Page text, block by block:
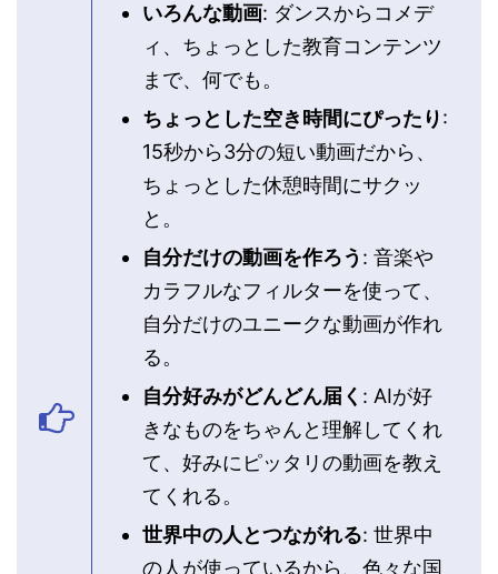
いろんな動画: ダンスからコメデ
ィ、ちょっとした教育コンテンツ
まで、何でも。
ちょっとした空き時間にぴったり:
15秒から3分の短い動画だから、
ちょっとした休憩時間にサクッ
と。
自分だけの動画を作ろう : 音楽や
カラフルなフィルターを使って、
自分だけのユニークな動画が作れ
る。
自分好みがどんどん届く : AIが好
きなものをちゃんと理解してくれ
て、好みにピッタリの動画を教え
てくれる。
世界中の人とつながれる: 世界中
の人が使っているから、色々な国